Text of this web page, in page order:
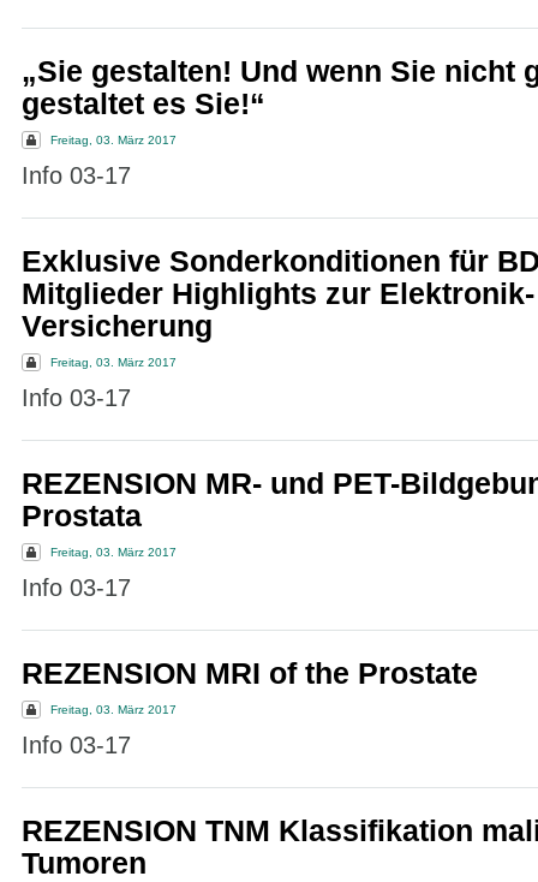
„Sie gestalten! Und wenn Sie nicht
gestaltet es Sie!“
Freitag, 03. März 2017
Info 03-17
Exklusive Sonderkonditionen für
Mitglieder Highlights zur Elektronik-
Versicherung
Freitag, 03. März 2017
Info 03-17
REZENSION MR- und PET-
Prostata
Freitag, 03. März 2017
Info 03-17
REZENSION MRI of the Prostate
Freitag, 03. März 2017
Info 03-17
REZENSION TNM Klassifikation
Tumoren